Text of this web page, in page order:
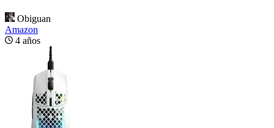
Obiguan
Amazon
4 años